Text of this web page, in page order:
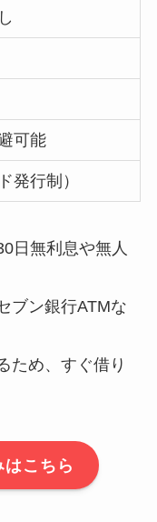
可能
発行制）
日無利息や無人
ブン銀行ATMな
ため、すぐ借り
こちら